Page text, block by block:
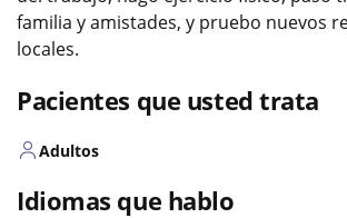
familia y amistades, y pruebo nuevos
locales.
Pacientes que usted trata
Adultos
Idiomas que hablo